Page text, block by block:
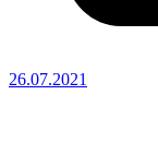
26.07.2021